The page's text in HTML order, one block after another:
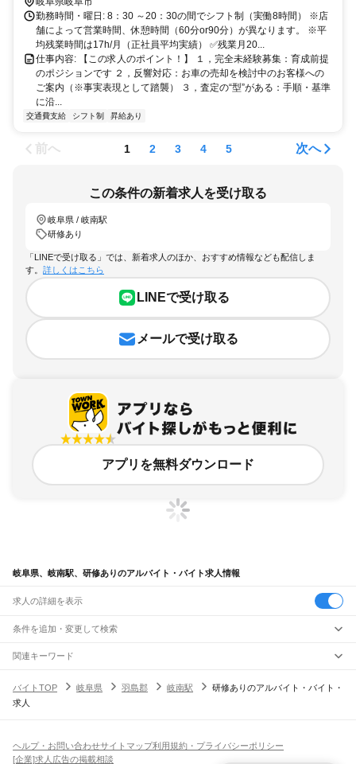
勤務時間・曜日: 8：30 ～20：30の間でシフト制（実働8時間） ※店
舗によって営業時間、休憩時間（60分or90分）が異なります。 ※平
均残業時間は17h/月（正社員平均実績） ✅残業月20...
仕事内容: 【この求人のポイント！】 １，完全未経験募集：育成前提
のポジションです ２，反響対応：お車の売却を検討中のお客様への
ご案内（※事実表現として踏襲） ３，査定の“型”がある：手順・基準
に沿...
交通費支給 シフト制 昇給あり
前へ 1 2 3 4 5 次へ
この条件の新着求人を受け取る
岐阜県 / 岐南駅
研修あり
「LINEで受け取る」では、新着求人のほか、おすすめ情報なども配信しま
す。 詳しくはこちら
LINEで受け取る
メールで受け取る
アプリを無料ダウンロード
岐阜県、岐南駅、研修ありのアルバイト・バイト求人情報
求人の詳細を表示
条件を追加・変更して検索
市区町村を追加・変更
岐阜県すべて
駅を追加・変更
JR高山本線
職種を追加・変更
飲食・フードサービスすべて
ホールスタッフキッチンスタッフ
人気
関連キーワード
バイトTOP
岐阜県 羽島郡 岐南駅
研修ありのアルバイト・バイト・
求人
ヘルプ・お問い合わせサイトマップ利用規約・プライバシーポリシー
[企業]求人広告の掲載相談